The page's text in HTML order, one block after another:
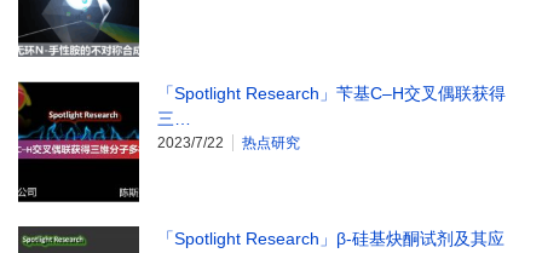
「Spotlight Research」苄基C–H交叉偶联获得
三…
2023/7/22 热点研究
「Spotlight Research」β-硅基炔酮试剂及其应